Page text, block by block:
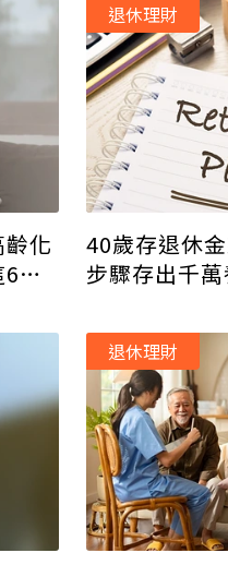
化
件
40歲存退休
步驟存出千
退休理財
退休理財